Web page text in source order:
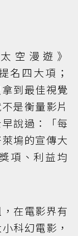
空漫遊》
名四大項；
到最佳視覺
是衡量影片
說過：「每
塢的宣傳大
項、利益均
在電影界有
科幻電影，